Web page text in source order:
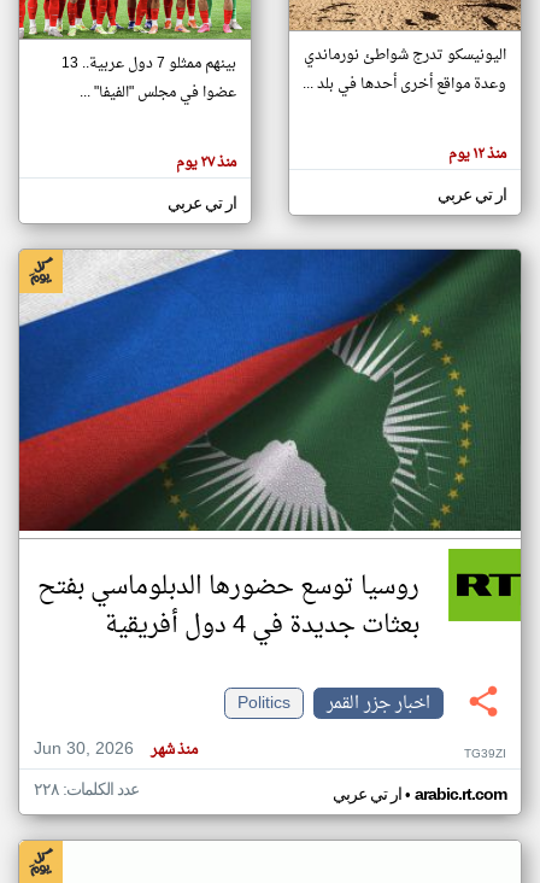
تغيير الدولة
اخبار جزر القمر على مدار الساعة
أهم اخبار جزر القمر العاجلة والمباشرة
هنا عن
وجهة
كاتبيها.
اليونيسكو تدرج شواطئ نورماندي
وعدة مواقع أخرى أحدها في بلد ...
منذ ١٢ يوم
ار تي عربي
بينهم ممثلو 7 دول عربية.. 13
عضوا في مجلس "الفيفا" ...
منذ ٢٧ يوم
ار تي عربي
روسيا توسع حضورها الدبلوماسي بفتح
بعثات جديدة في 4 دول أفريقية
اخبار جزر القمر
Politics
Jun 30, 2026
منذ شهر TG39ZI
ار تي عربي• arabic.rt.com عدد الكلمات: ٢٢٨
klyoum.com